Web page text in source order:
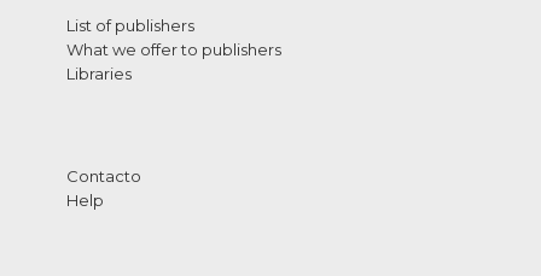
List of publishers
What we offer to publishers
Libraries
Contacto
Help